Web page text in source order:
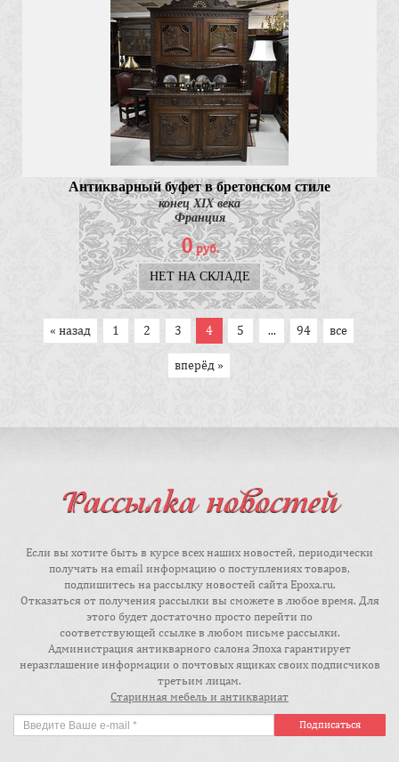
Антикварный буфет в бретонском стиле
конец XIX века
Франция
0 руб.
НЕТ НА СКЛАДЕ
« назад 1 2 3 4 5 ... 94 все
вперёд »
Рассылка новостей
Если вы хотите быть в курсе всех наших новостей, периодически
получать на email информацию о поступлениях товаров,
подпишитесь на рассылку новостей сайта Epoxa.ru.
Отказаться от получения рассылки вы сможете в любое время. Для
этого будет достаточно просто перейти по
соответствующей ссылке в любом письме рассылки.
Администрация антикварного салона Эпоха гарантирует
неразглашение информации о почтовых ящиках своих подписчиков
третьим лицам.
Старинная мебель и антиквариат
Подписаться